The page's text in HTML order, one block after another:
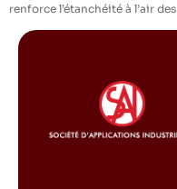
renforce l’étanchéité à l’air